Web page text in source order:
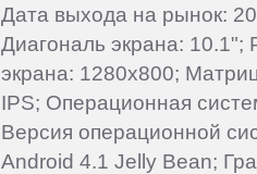
Дата выхода на рынок:
Диагональ экрана: 10.1";
экрана: 1280x800;
IPS; Операционная
Версия операционной
Android 4.1 Jelly Bean;